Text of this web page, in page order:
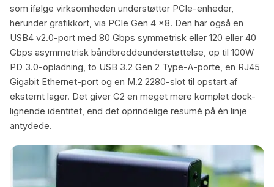
som ifølge virksomheden understøtter PCIe-enheder,
herunder grafikkort, via PCIe Gen 4 x8. Den har også en
USB4 v2.0-port med 80 Gbps symmetrisk eller 120 eller 40
Gbps asymmetrisk båndbreddeunderstøttelse, op til 100W
PD 3.0-opladning, to USB 3.2 Gen 2 Type-A-porte, en RJ45
Gigabit Ethernet-port og en M.2 2280-slot til opstart af
eksternt lager. Det giver G2 en meget mere komplet dock-
lignende identitet, end det oprindelige resumé på én linje
antydede.